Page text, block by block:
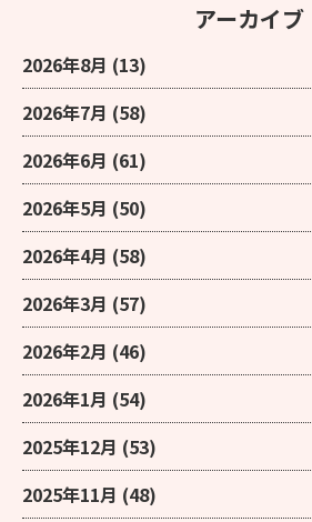
アーカイブ
2026年8月 (13)
2026年7月 (58)
2026年6月 (61)
2026年5月 (50)
2026年4月 (58)
2026年3月 (57)
2026年2月 (46)
2026年1月 (54)
2025年12月 (53)
2025年11月 (48)